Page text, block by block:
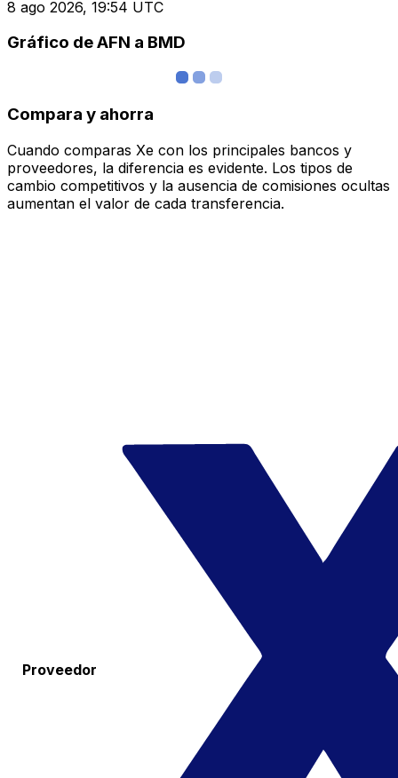
8 ago 2026, 19:54 UTC
Gráfico de AFN a BMD
Compara y ahorra
Cuando comparas Xe con los principales bancos y
proveedores, la diferencia es evidente. Los tipos de
cambio competitivos y la ausencia de comisiones ocultas
aumentan el valor de cada transferencia.
Proveedor